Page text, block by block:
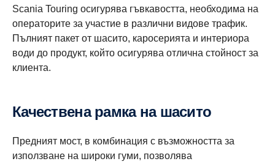
Scania Touring осигурява гъвкавостта, необходима на
операторите за участие в различни видове трафик.
Пълният пакет от шасито, каросерията и интериора
води до продукт, който осигурява отлична стойност за
клиента.
Качествена рамка на шасито
Предният мост, в комбинация с възможността за
използване на широки гуми, позволява